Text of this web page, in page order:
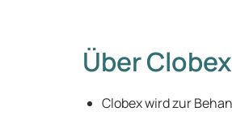
Über Clobex
Clobex wird zur